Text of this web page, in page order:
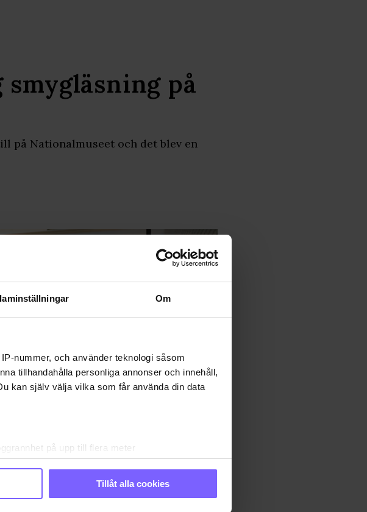
Om
nummer, och använder teknologi såsom
tillhandahålla personliga annonser och innehåll,
kan själv välja vilka som får använda din data
på upp till flera meter
(fingeravtryck)
preferenser i
detaljsektionen
. Du kan ändra
Tillåt alla cookies
på
på Nationalmuseet och det blev en